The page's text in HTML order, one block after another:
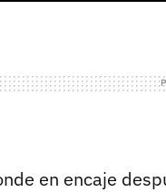
en encaje